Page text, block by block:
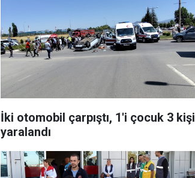
İki otomobil çarpıştı, 1'i çocuk 3 kişi
yaralandı